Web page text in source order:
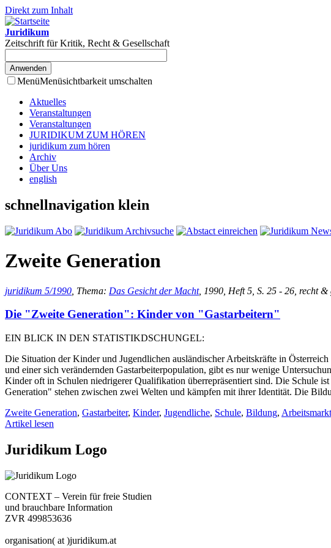
Direkt zum Inhalt
Juridikum
Zeitschrift für Kritik, Recht & Gesellschaft
MenüMenüsichtbarkeit umschalten
Aktuelles
Veranstaltungen
Veranstaltungen
JURIDIKUM ZUM HÖREN
juridikum zum hören
Archiv
Über Uns
english
schnellnavigation klein
Zweite Generation
juridikum 5/1990 , Thema: Das Gesicht der Macht, 1990, Heft 5, S. 25 - 26, recht &
Die "Zweite Generation": Kinder von "Gastarbeitern"
EIN BLICK IN DEN STATISTIKDSCHUNGEL:
Die Situation der Kinder und Jugendlichen ausländischer Arbeitskräfte in
und einer sich verändernden Gastarbeiterpopulation, gibt es nur wenige
Kinder oft in Schulen niedrigerer Qualifikation überrepräsentiert sind. Die Schule
Generation" stehen zwischen zwei Welten und kämpfen mit ihrer Identität. Die
Zweite Generation, Gastarbeiter, Kinder, Jugendliche, Schule, Bildung, Arbeitsmarkt
Artikel lesen
Juridikum Logo
CONTEXT – Verein für freie Studien
und brauchbare Information
ZVR 499853636
organisation( at )juridikum.at